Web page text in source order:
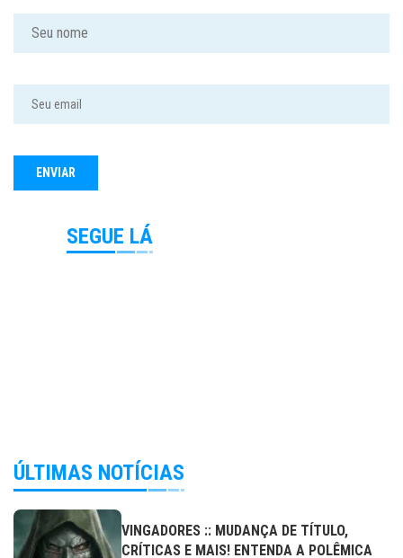
SEGUE LÁ
ÚLTIMAS NOTÍCIAS
VINGADORES :: MUDANÇA DE TÍTULO,
CRÍTICAS E MAIS! ENTENDA A POLÊMICA